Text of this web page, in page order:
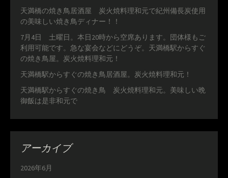
天満橋の焼き鳥居酒屋 炭火焼料理和元で紀州備長炭使用
の美味しい焼き鳥ディナー！！
7月4日 土曜日。本日20時から空席あります。団体様もご
利用可能です。急な宴会などにどうぞ。天満橋駅からすぐ
の焼き鳥屋。炭火焼料理和元！
天満橋駅からすぐの焼き鳥居酒屋。炭火焼料理和元！
天満橋駅からすぐの焼き鳥 炭火焼料理和元。美味しい晩
御飯は是非和元で
アーカイブ
2026年6月